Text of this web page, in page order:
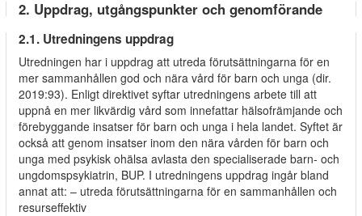
2. Uppdrag, utgångspunkter och genomförande
2.1. Utredningens uppdrag
Utredningen har i uppdrag att utreda förutsättningarna för en
mer sammanhållen god och nära vård för barn och unga (dir.
2019:93). Enligt direktivet syftar utredningens arbete till att
uppnå en mer likvärdig vård som innefattar hälsofrämjande och
förebyggande insatser för barn och unga i hela landet. Syftet är
också att genom insatser inom den nära vården för barn och
unga med psykisk ohälsa avlasta den specialiserade barn- och
ungdomspsykiatrin, BUP. I utredningens uppdrag ingår bland
annat att: – utreda förutsättningarna för en sammanhållen och
resurseffektiv